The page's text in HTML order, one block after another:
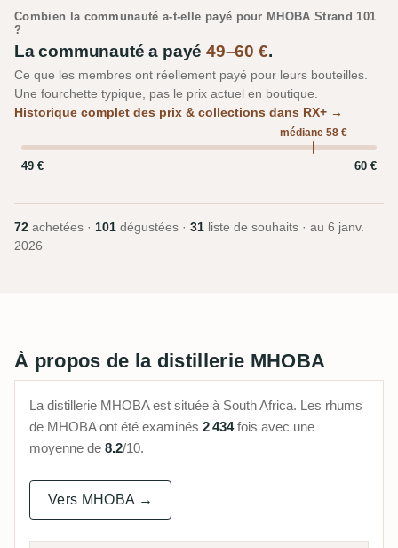
Combien la communauté a-t-elle payé pour MHOBA Strand 101
?
La communauté a payé49–60 €.
Ce que les membres ont réellement payé pour leurs bouteilles.
Une fourchette typique, pas le prix actuel en boutique.
Historique complet des prix & collections dans RX+ →
médiane 58 €
49 € 60 €
72 achetées · 101 dégustées · 31 liste de souhaits · au 6 janv.
2026
À propos de la distillerie MHOBA
La distillerie MHOBA est située à South Africa. Les rhums
de MHOBA ont été examinés 2 434fois avec une
moyenne de 8.2/10.
Vers MHOBA →